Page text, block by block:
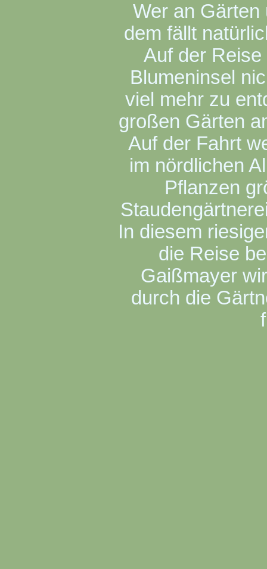
Wer an Gärten
dem fällt
Auf der
Blumeninsel
viel mehr zu
großen Gärten
Auf der Fahrt
im nördlichen
Pflanzen
In diesem
die Reise
Gaißmayer
durch die